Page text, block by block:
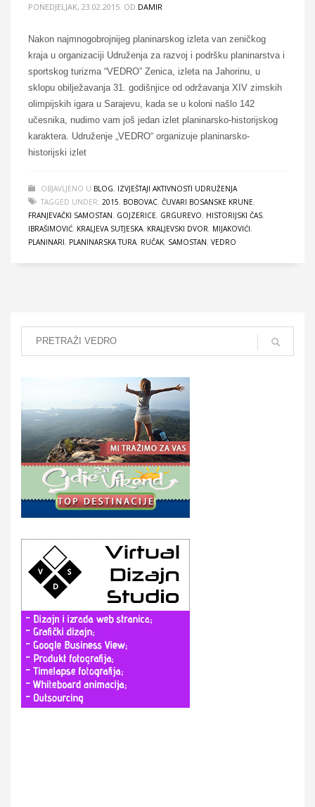
PONEDJELJAK, 23.02.2015. OD DAMIR
Nakon najmnogobrojnijeg planinarskog izleta van zeničkog
kraja u organizaciji Udruženja za razvoj i podršku planinarstva i
sportskog turizma “VEDRO” Zenica, izleta na Jahorinu, u
sklopu obilježavanja 31. godišnjice od održavanja XIV zimskih
olimpijskih igara u Sarajevu, kada se u koloni našlo 142
učesnika, nudimo vam još jedan izlet planinarsko-historijskog
karaktera. Udruženje „VEDRO“ organizuje planinarsko-
historijski izlet
OBJAVLJENO U BLOG, IZVJEŠTAJI AKTIVNOSTI UDRUŽENJA
TAGGED UNDER: 2015, BOBOVAC, ČUVARI BOSANSKE KRUNE,
FRANJEVAČKI SAMOSTAN, GOJZERICE, GRGUREVO, HISTORIJSKI ČAS,
IBRAŠIMOVIĆ, KRALJEVA SUTJESKA, KRALJEVSKI DVOR, MIJAKOVIĆI,
PLANINARI, PLANINARSKA TURA, RUČAK, SAMOSTAN, VEDRO